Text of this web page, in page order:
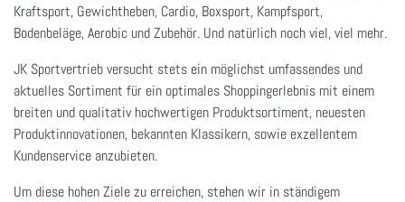
Kraftsport, Gewichtheben, Cardio, Boxsport, Kampfsport,
Bodenbeläge, Aerobic und Zubehör. Und natürlich noch viel, viel mehr.
JK Sportvertrieb versucht stets ein möglichst umfassendes und
aktuelles Sortiment für ein optimales Shoppingerlebnis mit einem
breiten und qualitativ hochwertigen Produktsortiment, neuesten
Produktinnovationen, bekannten Klassikern, sowie exzellentem
Kundenservice anzubieten.
Um diese hohen Ziele zu erreichen, stehen wir in ständigem